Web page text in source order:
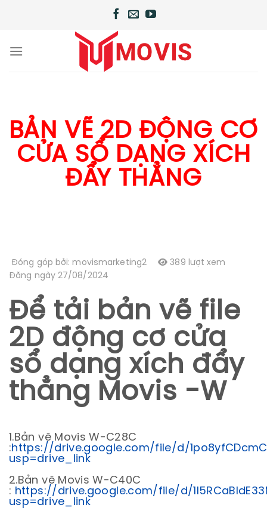
dung
BẢN VẼ 2D ĐỘNG CƠ
CỬA SỔ DẠNG XÍCH
ĐẨY THẲNG
Đóng góp bởi: movismarketing2
389 lượt xem
Đăng ngày 27/08/2024
Để tải bản vẽ file
2D động cơ cửa
sổ dạng xích đẩy
thẳng Movis -W
1.Bản vẽ Movis W-C28C
:https://drive.google.com/file/d/
usp=drive_link
2.Bản vẽ Movis W-C40C
: https://drive.google.com/file/d/
usp=drive_link